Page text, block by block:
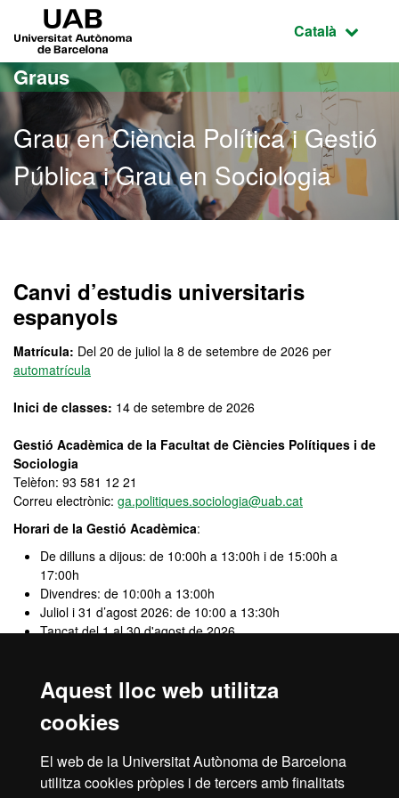
Aquest lloc web utilitza
cookies
El web de la Universitat Autònoma de Barcelona
utilitza cookies pròpies i de tercers amb finalitats
Ves al contingut principal
Ves a la navegació de la pàgina
Idioma
Català
Graus
Grau en Ciència Política i Gestió
Pública i Grau en Sociologia
Canvi d’estudis universitaris
espanyols
Matrícula: Del 20 de juliol la 8 de setembre de 2026 per
automatrícula
Inici de classes: 14 de setembre de 2026
Gestió Acadèmica de la Facultat de Ciències Polítiques i de
Sociologia
Telèfon: 93 581 12 21
Correu electrònic: ga.politiques.sociologia@uab.cat
Horari de la Gestió Acadèmica:
De dilluns a dijous: de 10:00h a 13:00h i de 15:00h a
17:00h
Divendres: de 10:00h a 13:00h
Juliol i 31 d’agost 2026: de 10:00 a 13:30h
Tancat del 1 al 30 d'agost de 2026